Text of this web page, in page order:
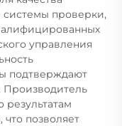
системы проверки,
управления
подтверждают
Производитель
что позволяет